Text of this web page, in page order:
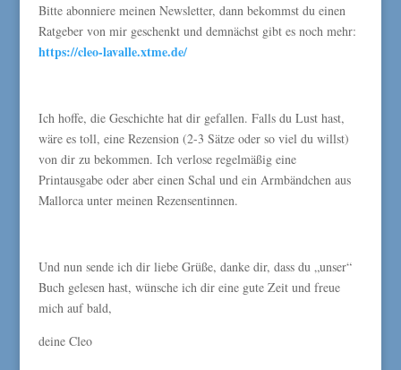
Bitte abonniere meinen Newsletter, dann bekommst du einen
Ratgeber von mir geschenkt und demnächst gibt es noch mehr:
https://cleo-lavalle.xtme.de/
Ich hoffe, die Geschichte hat dir gefallen. Falls du Lust hast,
wäre es toll, eine Rezension (2-3 Sätze oder so viel du willst)
von dir zu bekommen. Ich verlose regelmäßig eine
Printausgabe oder aber einen Schal und ein Armbändchen aus
Mallorca unter meinen Rezensentinnen.
Und nun sende ich dir liebe Grüße, danke dir, dass du „unser“
Buch gelesen hast, wünsche ich dir eine gute Zeit und freue
mich auf bald,
deine Cleo